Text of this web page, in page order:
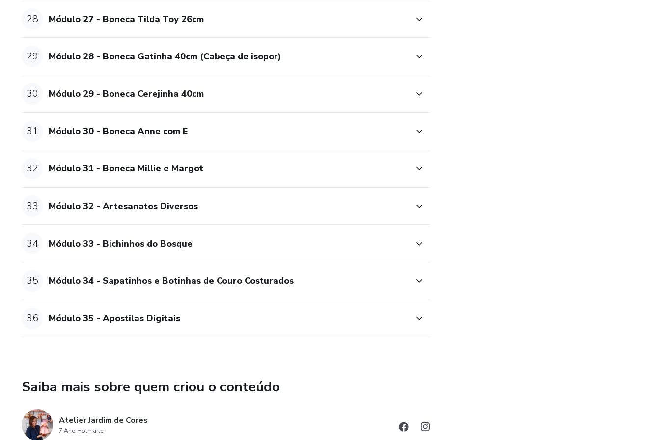
28 Módulo 27 - Boneca Tilda Toy 26cm
29 Módulo 28 - Boneca Gatinha 40cm (Cabeça de isopor)
30 Módulo 29 - Boneca Cerejinha 40cm
31 Módulo 30 - Boneca Anne com E
32 Módulo 31 - Boneca Millie e Margot
33 Módulo 32 - Artesanatos Diversos
34 Módulo 33 - Bichinhos do Bosque
35 Módulo 34 - Sapatinhos e Botinhas de Couro Costurados
36 Módulo 35 - Apostilas Digitais
Saiba mais sobre quem criou o conteúdo
Atelier Jardim de Cores
7 Ano Hotmarter